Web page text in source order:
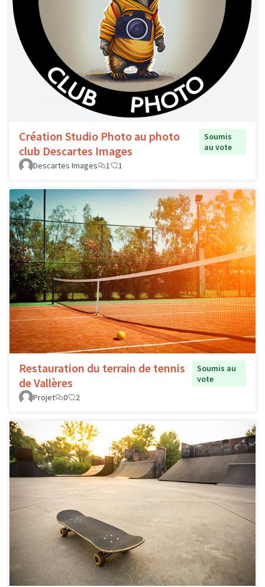
Création Studio Photo au photo
club Descartes Images
Soumis
au vote
Descartes Images
1 1
Restauration du terrain de tennis
de Vallères
Soumis au
vote
Projet
0 2